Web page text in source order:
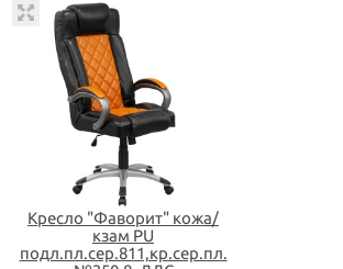
Кресло "Фаворит" кожа/
кзам PU
подл.пл.сер.811,кр.сер.пл.